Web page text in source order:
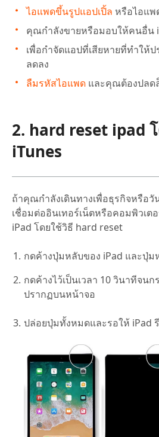
ไอแพดขึ้นรูปแอปเปิ้ล หรือไอแพ
คุณกำลังขายหรือมอบให้คนอื่น
เพื่อกำจัดแอปที่เสียหายที่ทำให้
ลดลง
ลืมรหัสไอแพด และคุณต้องปลด
2. hard reset ipad
iTunes
ถ้าคุณกำลังเดินทางเพื่อธุรกิจหรือ
เชื่อมต่ออินเทอร์เน็ตหรือคอมพิวเ
iPad โดยใช้วิธี hard reset
กดค้างปุ่มหลับของ iPad และปุ่
กดค้างไว้เป็นเวลา 10 วินาทีจน
ปรากฏบนหน้าจอ
ปล่อยปุ่มทั้งหมดและรอให้ iPad